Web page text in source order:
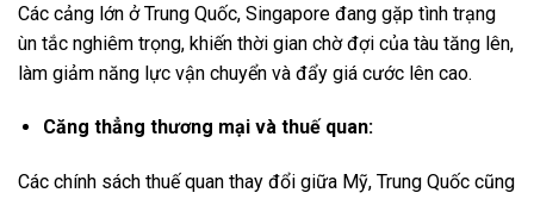
Các cảng lớn ở Trung Quốc, Singapore đang gặp tình trạng
ùn tắc nghiêm trọng, khiến thời gian chờ đợi của tàu tăng lên,
làm giảm năng lực vận chuyển và đẩy giá cước lên cao.
Căng thẳng thương mại và thuế quan:
Các chính sách thuế quan thay đổi giữa Mỹ, Trung Quốc cũng